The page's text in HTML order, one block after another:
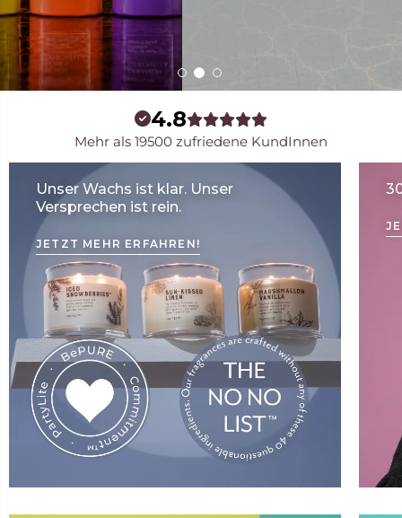
4.8
Mehr als 19500 zufriedene KundInnen
Unser Wachs ist klar. Unser
Versprechen ist rein.
JETZT MEHR ERFAHREN!